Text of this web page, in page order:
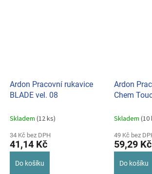
Ardon Pracovní rukavice
BLADE vel. 08
Skladem (12 ks)
34 Kč bez DPH
41,14 Kč
Do košíku
Ardon
Chem
Skladem (10
49 Kč bez
59,29 Kč
Do košíku